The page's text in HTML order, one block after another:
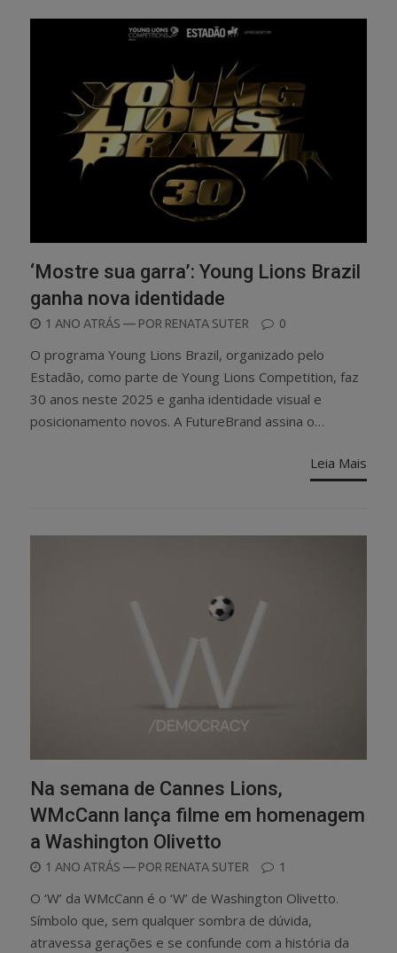
‘Mostre sua garra’: Young Lions Brazil
ganha nova identidade
POSTED
1 ANO ATRÁS — POR RENATA SUTER 0
O programa Young Lions Brazil, organizado pelo
Estadão, como parte de Young Lions Competition, faz
30 anos neste 2025 e ganha identidade visual e
posicionamento novos. A FutureBrand assina o…
Leia Mais
Na semana de Cannes Lions,
WMcCann lança filme em homenagem
a Washington Olivetto
POSTED
1 ANO ATRÁS — POR RENATA SUTER 1
O ‘W’ da WMcCann é o ‘W’ de Washington Olivetto.
Símbolo que, sem qualquer sombra de dúvida,
atravessa gerações e se confunde com a história da